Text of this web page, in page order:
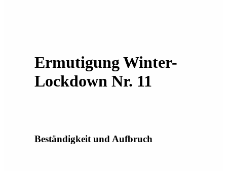
Ermutigung Winter-
Lockdown Nr. 11
Beständigkeit und Aufbruch